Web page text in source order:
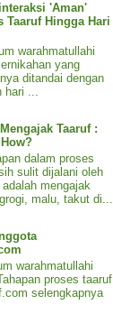
'Aman'
Taaruf Hingga Hari
warahmatullahi
yang
ditandai dengan
...
Taaruf :
dalam proses
sulit dijalani oleh
mengajak
malu, takut di...
warahmatullahi
proses taaruf
selengkapnya